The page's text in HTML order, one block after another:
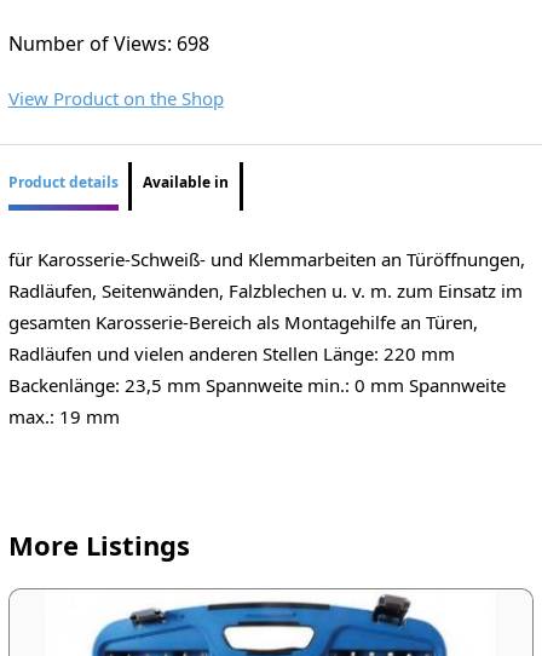
Number of Views: 698
View Product on the Shop
Product details Available in
für Karosserie-Schweiß- und Klemmarbeiten an Türöffnungen,
Radläufen, Seitenwänden, Falzblechen u. v. m. zum Einsatz im
gesamten Karosserie-Bereich als Montagehilfe an Türen,
Radläufen und vielen anderen Stellen Länge: 220 mm
Backenlänge: 23,5 mm Spannweite min.: 0 mm Spannweite
max.: 19 mm
More Listings